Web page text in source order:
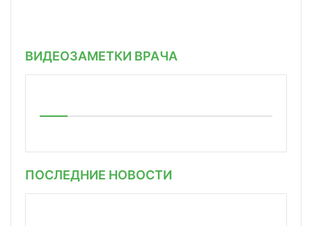
ВИДЕОЗАМЕТКИ ВРАЧА
ПОСЛЕДНИЕ НОВОСТИ